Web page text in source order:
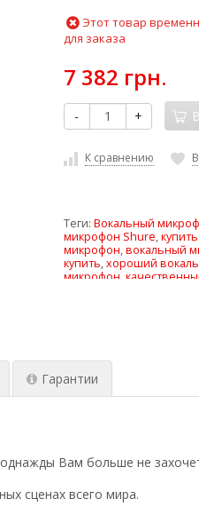
Этот товар
для заказа
7 382 грн.
- +
К сравнению
Теги: Вокальный
микрофон Shure,
микрофон,вокальный
купить,хороший
микрофон
Гарантии
Вам больше не
сценах всего мира.